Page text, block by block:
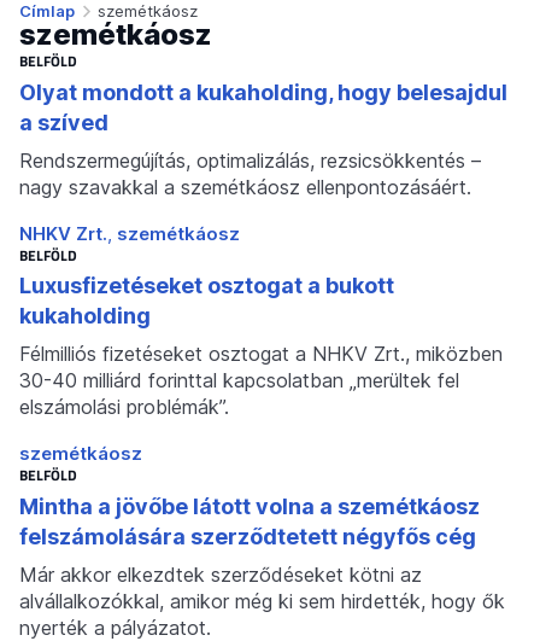
Címlap szemétkáosz
szemétkáosz
BELFÖLD
Olyat mondott a kukaholding, hogy belesajdul
a szíved
Rendszermegújítás, optimalizálás, rezsicsökkentés –
nagy szavakkal a szemétkáosz ellenpontozásáért.
NHKV Zrt. szemétkáosz
BELFÖLD
Luxusfizetéseket osztogat a bukott
kukaholding
Félmilliós fizetéseket osztogat a NHKV Zrt., miközben
30-40 milliárd forinttal kapcsolatban „merültek fel
elszámolási problémák”.
szemétkáosz
BELFÖLD
Mintha a jövőbe látott volna a szemétkáosz
felszámolására szerződtetett négyfős cég
Már akkor elkezdtek szerződéseket kötni az
alvállalkozókkal, amikor még ki sem hirdették, hogy ők
nyerték a pályázatot.